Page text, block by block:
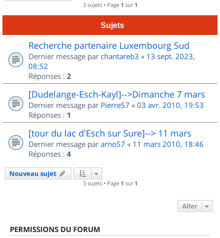
3 sujets • Page 1 sur 1
Sujets
Recherche partenaire Luxembourg Sud
Dernier message par chantareb3 « 13 sept. 2023,
08:52
Réponses : 2
[Dudelange-Esch-Kayl]-->Dimanche 7 mars
Dernier message par Pierre57 « 03 avr. 2010, 19:53
Réponses : 1
[tour du lac d'Esch sur Sure]--> 11 mars
Dernier message par arno57 « 11 mars 2010, 18:46
Réponses : 4
Nouveau sujet
3 sujets • Page 1 sur 1
Aller
PERMISSIONS DU FORUM